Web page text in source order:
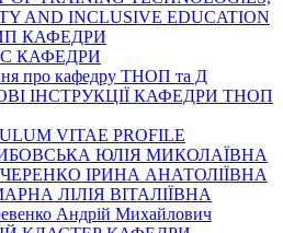
AND INCLUSIVE EDUCATION
КАФЕДРИ
КАФЕДРИ
про кафедру ТНОП та Д
ІНСТРУКЦІЇ КАФЕДРИ ТНОП
VITAE PROFILE
ЮЛІЯ МИКОЛАЇВНА
ІРИНА АНАТОЛІЇВНА
ЛІЛІЯ ВІТАЛІЇВНА
Андрій Михайлович